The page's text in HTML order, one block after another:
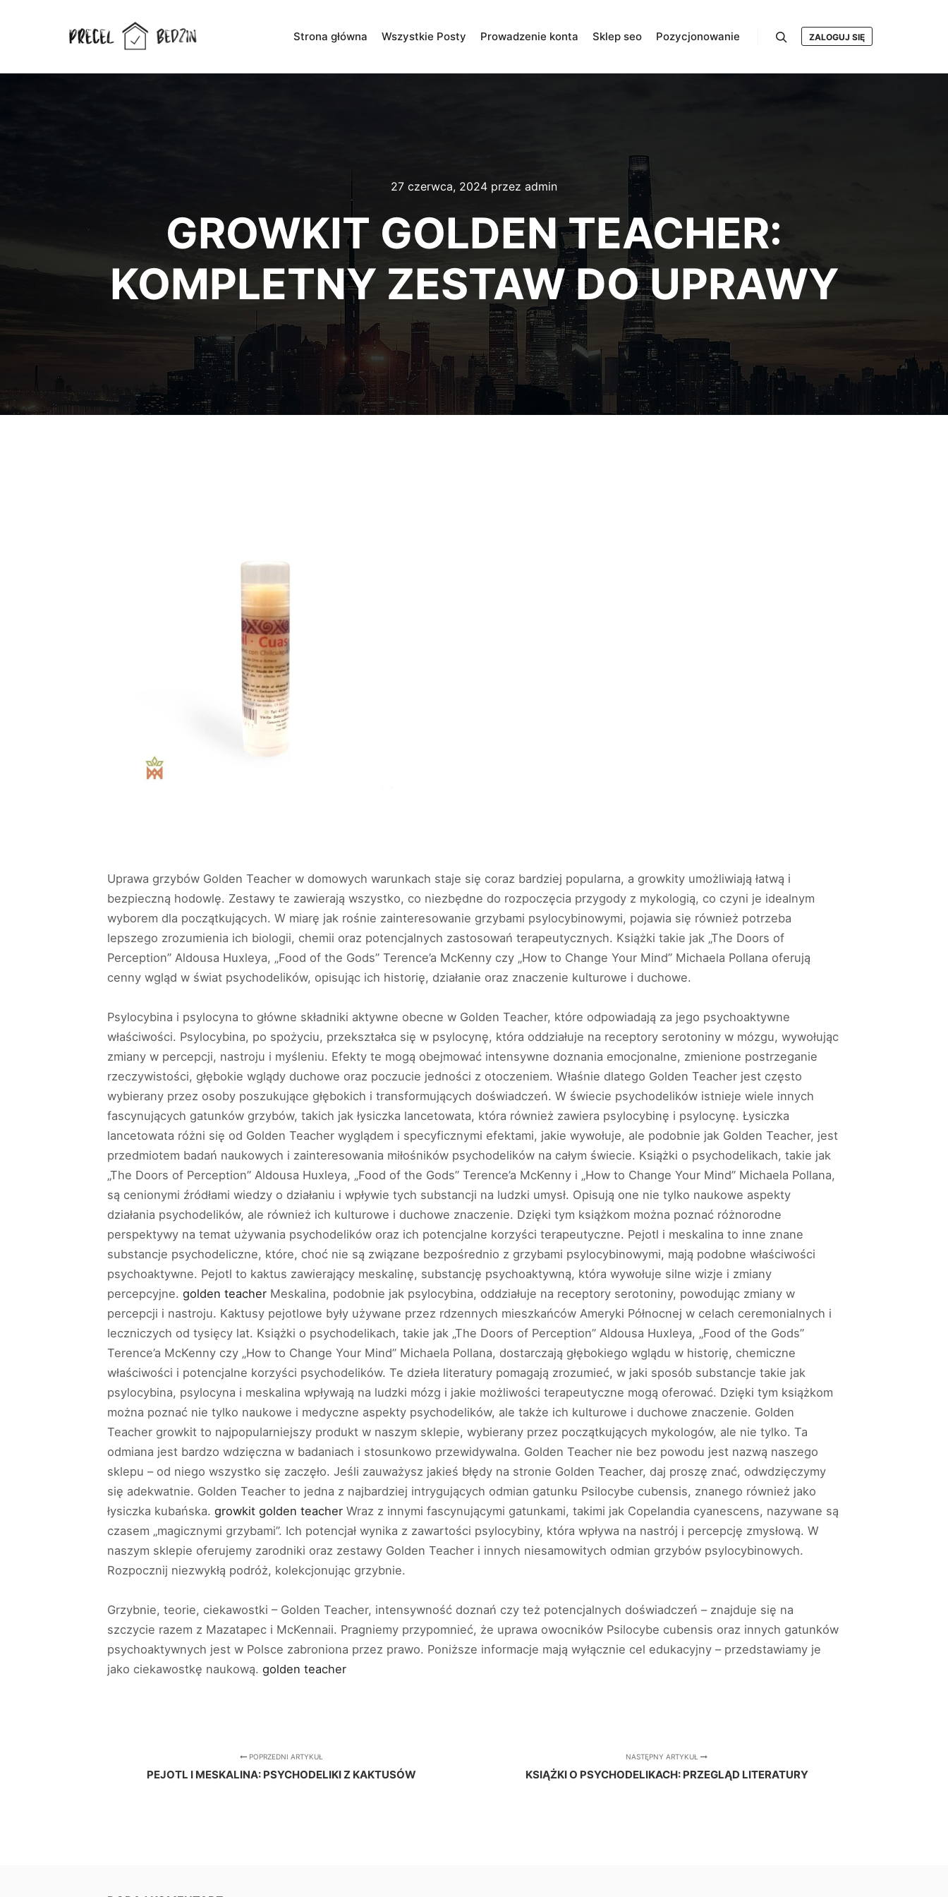
Strona główna Wszystkie Posty Prowadzenie konta Sklep seo Pozycjonowanie ZALOGUJ SIĘ
27 czerwca, 2024 przez admin
GROWKIT GOLDEN TEACHER:
KOMPLETNY ZESTAW DO UPRAWY
Uprawa grzybów Golden Teacher w domowych warunkach staje się coraz bardziej popularna, a growkity umożliwiają łatwą i
bezpieczną hodowlę. Zestawy te zawierają wszystko, co niezbędne do rozpoczęcia przygody z mykologią, co czyni je idealnym
wyborem dla początkujących. W miarę jak rośnie zainteresowanie grzybami psylocybinowymi, pojawia się również potrzeba
lepszego zrozumienia ich biologii, chemii oraz potencjalnych zastosowań terapeutycznych. Książki takie jak „The Doors of
Perception” Aldousa Huxleya, „Food of the Gods” Terence’a McKenny czy „How to Change Your Mind” Michaela Pollana oferują
cenny wgląd w świat psychodelików, opisując ich historię, działanie oraz znaczenie kulturowe i duchowe.
Psylocybina i psylocyna to główne składniki aktywne obecne w Golden Teacher, które odpowiadają za jego psychoaktywne
właściwości. Psylocybina, po spożyciu, przekształca się w psylocynę, która oddziałuje na receptory serotoniny w mózgu, wywołując
zmiany w percepcji, nastroju i myśleniu. Efekty te mogą obejmować intensywne doznania emocjonalne, zmienione postrzeganie
rzeczywistości, głębokie wglądy duchowe oraz poczucie jedności z otoczeniem. Właśnie dlatego Golden Teacher jest często
wybierany przez osoby poszukujące głębokich i transformujących doświadczeń. W świecie psychodelików istnieje wiele innych
fascynujących gatunków grzybów, takich jak łysiczka lancetowata, która również zawiera psylocybinę i psylocynę. Łysiczka
lancetowata różni się od Golden Teacher wyglądem i specyficznymi efektami, jakie wywołuje, ale podobnie jak Golden Teacher, jest
przedmiotem badań naukowych i zainteresowania miłośników psychodelików na całym świecie. Książki o psychodelikach, takie jak
„The Doors of Perception” Aldousa Huxleya, „Food of the Gods” Terence’a McKenny i „How to Change Your Mind” Michaela Pollana,
są cenionymi źródłami wiedzy o działaniu i wpływie tych substancji na ludzki umysł. Opisują one nie tylko naukowe aspekty
działania psychodelików, ale również ich kulturowe i duchowe znaczenie. Dzięki tym książkom można poznać różnorodne
perspektywy na temat używania psychodelików oraz ich potencjalne korzyści terapeutyczne. Pejotl i meskalina to inne znane
substancje psychodeliczne, które, choć nie są związane bezpośrednio z grzybami psylocybinowymi, mają podobne właściwości
psychoaktywne. Pejotl to kaktus zawierający meskalinę, substancję psychoaktywną, która wywołuje silne wizje i zmiany
percepcyjne. golden teacher Meskalina, podobnie jak psylocybina, oddziałuje na receptory serotoniny, powodując zmiany w
percepcji i nastroju. Kaktusy pejotlowe były używane przez rdzennych mieszkańców Ameryki Północnej w celach ceremonialnych i
leczniczych od tysięcy lat. Książki o psychodelikach, takie jak „The Doors of Perception” Aldousa Huxleya, „Food of the Gods”
Terence’a McKenny czy „How to Change Your Mind” Michaela Pollana, dostarczają głębokiego wglądu w historię, chemiczne
właściwości i potencjalne korzyści psychodelików. Te dzieła literatury pomagają zrozumieć, w jaki sposób substancje takie jak
psylocybina, psylocyna i meskalina wpływają na ludzki mózg i jakie możliwości terapeutyczne mogą oferować. Dzięki tym książkom
można poznać nie tylko naukowe i medyczne aspekty psychodelików, ale także ich kulturowe i duchowe znaczenie. Golden
Teacher growkit to najpopularniejszy produkt w naszym sklepie, wybierany przez początkujących mykologów, ale nie tylko. Ta
odmiana jest bardzo wdzięczna w badaniach i stosunkowo przewidywalna. Golden Teacher nie bez powodu jest nazwą naszego
sklepu – od niego wszystko się zaczęło. Jeśli zauważysz jakieś błędy na stronie Golden Teacher, daj proszę znać, odwdzięczymy
się adekwatnie. Golden Teacher to jedna z najbardziej intrygujących odmian gatunku Psilocybe cubensis, znanego również jako
łysiczka kubańska. growkit golden teacher Wraz z innymi fascynującymi gatunkami, takimi jak Copelandia cyanescens, nazywane są
czasem „magicznymi grzybami”. Ich potencjał wynika z zawartości psylocybiny, która wpływa na nastrój i percepcję zmysłową. W
naszym sklepie oferujemy zarodniki oraz zestawy Golden Teacher i innych niesamowitych odmian grzybów psylocybinowych.
Rozpocznij niezwykłą podróż, kolekcjonując grzybnie.
Grzybnie, teorie, ciekawostki – Golden Teacher, intensywność doznań czy też potencjalnych doświadczeń – znajduje się na
szczycie razem z Mazatapec i McKennaii. Pragniemy przypomnieć, że uprawa owocników Psilocybe cubensis oraz innych gatunków
psychoaktywnych jest w Polsce zabroniona przez prawo. Poniższe informacje mają wyłącznie cel edukacyjny – przedstawiamy je
jako ciekawostkę naukową. golden teacher
POPRZEDNI ARTYKUŁ
PEJOTL I MESKALINA: PSYCHODELIKI Z KAKTUSÓW
NASTĘPNY ARTYKUŁ
KSIĄŻKI O PSYCHODELIKACH: PRZEGLĄD LITERATURY